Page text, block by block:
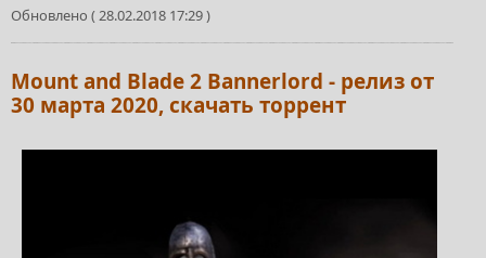
Обновлено ( 28.02.2018 17:29 )
Mount and Blade 2 Bannerlord - релиз от
30 марта 2020, скачать торрент